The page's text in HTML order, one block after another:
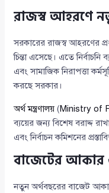
রাজস্ব আহরণে
সরকারের রাজস্ব আহরণের
চিন্তা এসেছে। এতে
এবং সামাজিক নিরাপত্তা
করছে সরকার।
অর্থ মন্ত্রণালয় (Ministry of
ব্যয়ের জন্য বিশেষ বরাদ্দ
এবং নির্বাচন কমিশনের
বাজেটের আকার
নতুন অর্থবছরের বাজেট